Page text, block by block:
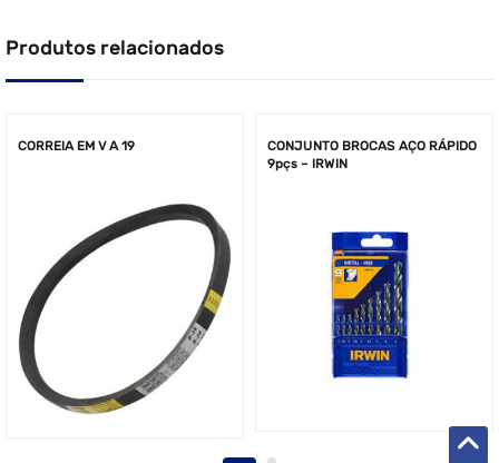
Produtos relacionados
CORREIA EM V A 19
CONJUNTO BROCAS AÇO RÁPIDO
9pçs – IRWIN